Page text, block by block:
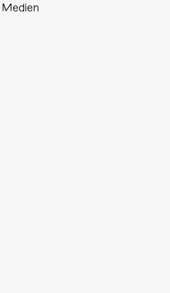
Medien